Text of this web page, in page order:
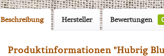
Beschreibung Hersteller Bewertungen
Produktinformationen "Hubrig